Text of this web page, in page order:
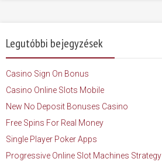
Legutóbbi bejegyzések
Casino Sign On Bonus
Casino Online Slots Mobile
New No Deposit Bonuses Casino
Free Spins For Real Money
Single Player Poker Apps
Progressive Online Slot Machines Strategy